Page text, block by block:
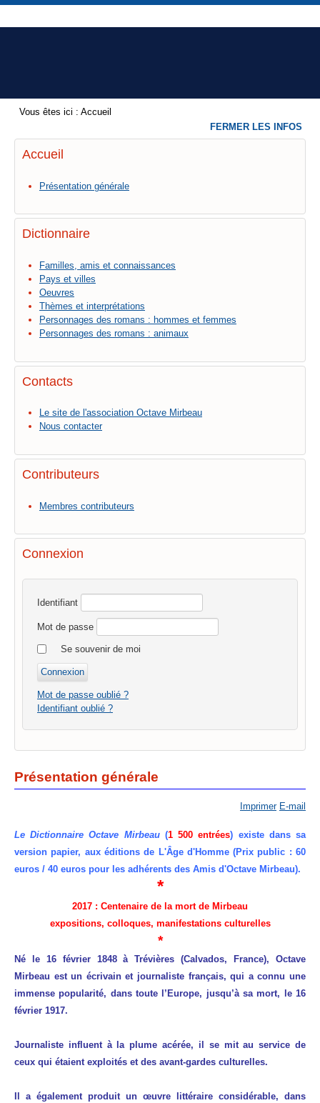
Vous êtes ici : Accueil
Accueil
Présentation générale
Dictionnaire
Familles, amis et connaissances
Pays et villes
Oeuvres
Thèmes et interprétations
Personnages des romans : hommes et femmes
Personnages des romans : animaux
Contacts
Le site de l'association Octave Mirbeau
Nous contacter
Contributeurs
Membres contributeurs
Connexion
Identifiant
Mot de passe
Se souvenir de moi
Mot de passe oublié ?
Identifiant oublié ?
Présentation générale
Imprimer E-mail
Le Dictionnaire Octave Mirbeau(1 500 entrées) existe dans sa
version papier, aux éditions de L'Âge d'Homme (Prix public : 60
euros / 40 euros pour les adhérents des Amis d'Octave Mirbeau).
*
2017 : Centenaire de la mort de Mirbeau
expositions, colloques, manifestations culturelles
*
Né le 16 février 1848 à Trévières (Calvados, France), Octave
Mirbeau est un écrivain et journaliste français, qui a connu une
immense popularité, dans toute l’Europe, jusqu’à sa mort, le 16
février 1917.
Journaliste influent à la plume acérée, il se mit au service de
ceux qui étaient exploités et des avant-gardes culturelles.
Il a également produit un œuvre littéraire considérable, dans
FERMER LES INFOS